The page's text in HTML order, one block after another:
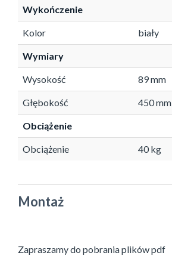
Wykończenie
Kolor biały
Wymiary
Wysokość 89 mm
Głębokość 450 mm
Obciążenie
Obciążenie 40 kg
Montaż
Zapraszamy do pobrania plików pdf